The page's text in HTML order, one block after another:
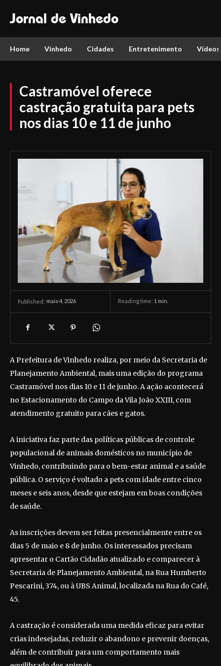
Jornal de Vinhedo
Home Vinhedo Cidades Entretenimento Vídeos
Castramóvel oferece
castração gratuita para pets
nos dias 10 e 11 de junho
Published: maio 4, 2026 Reading time: 1 min.
A Prefeitura de Vinhedo realiza, por meio da Secretaria de
Planejamento Ambiental, mais uma edição do programa
Castramóvel nos dias 10 e 11 de junho. A ação acontecerá
no Estacionamento do Campo da Vila João XXIII, com
atendimento gratuito para cães e gatos.
A iniciativa faz parte das políticas públicas de controle
populacional de animais domésticos no município de
Vinhedo, contribuindo para o bem-estar animal e a saúde
pública. O serviço é voltado a pets com idade entre cinco
meses e seis anos, desde que estejam em boas condições
de saúde.
As inscrições devem ser feitas presencialmente entre os
dias 5 de maio e 8 de junho. Os interessados precisam
apresentar o Cartão Cidadão atualizado e comparecer à
Secretaria de Planejamento Ambiental, na Rua Humberto
Pescarini, 374, ou à UBS Animal, localizada na Rua do Café,
45.
A castração é considerada uma medida eficaz para evitar
crias indesejadas, reduzir o abandono e prevenir doenças,
além de contribuir para um comportamento mais